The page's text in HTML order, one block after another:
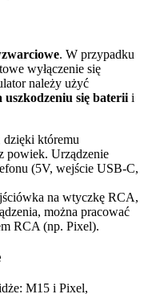
. W przypadku
wyłączenie się
należy użyć
uszkodzeniu się baterii i
dzięki któremu
powiek. Urządzenie
(5V, wejście USB-C,
na wtyczkę RCA,
można pracować
RCA (np. Pixel).
M15 i Pixel,